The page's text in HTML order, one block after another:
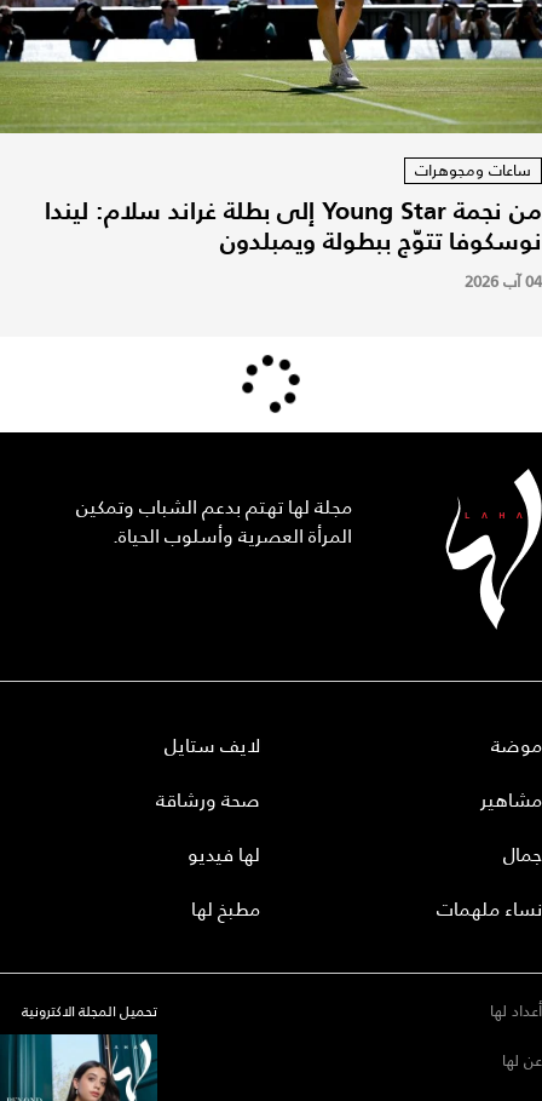
ساعات ومجوهرات
من نجمة Young Star إلى بطلة غراند سلام: ليندا
نوسكوفا تتوّج ببطولة ويمبلدون
04 آب 2026
مجلة لها تهتم بدعم الشباب وتمكين
المرأة العصرية وأسلوب الحياة.
موضة
مشاهير
جمال
نساء ملهمات
لايف ستايل
صحة ورشاقة
لها فيديو
مطبخ لها
أعداد لها
عن لها
تحميل المجلة الاكترونية